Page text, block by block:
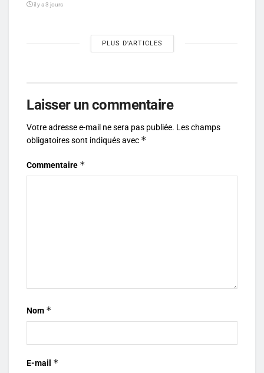
il y a 3 jours
PLUS D'ARTICLES
Laisser un commentaire
Votre adresse e-mail ne sera pas publiée. Les champs
obligatoires sont indiqués avec *
Commentaire *
Nom *
E-mail *